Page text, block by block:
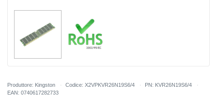
Produttore: Kingston Codice: X2VPKVR26N19S6/4
PN: KVR26N19S6/4
EAN: 0740617282733